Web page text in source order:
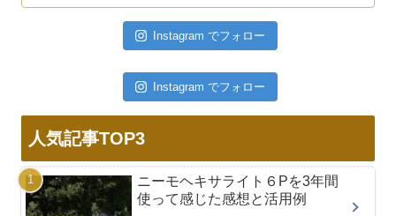
Instagram でフォロー
Instagram でフォロー
人気記事TOP3
ニーモヘキサライト６Pを3年間
使って感じた感想と活用例